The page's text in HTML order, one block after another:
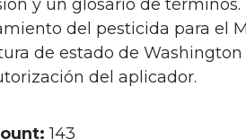
y un glosario de términos.
del pesticida para el
de estado de
del aplicador.
143